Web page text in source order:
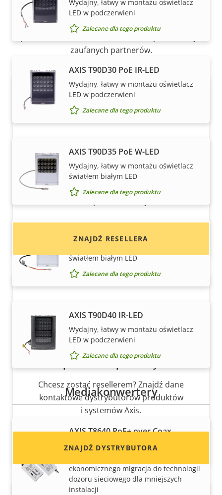
Wydajny, łatwy w montażu oświetlacz
LED w podczerwieni
Zalecane dla tego produktu
AXIS T90D30 PoE IR-LED
Wydajny, łatwy w montażu oświetlacz
LED w podczerwieni
Zalecane dla tego produktu
AXIS T90D35 PoE W-LED
Wydajny, łatwy w montażu oświetlacz
światłem białym LED
Zalecane dla tego produktu
AXIS T90D35 W-LED
światłem białym LED
Zalecane dla tego produktu
AXIS T90D40 IR-LED
Wydajny, łatwy w montażu oświetlacz
LED w podczerwieni
Zalecane dla tego produktu
Mediakonwertery
AXIS T8640 PoE+ over Coax
Adapter Kit
ekonomicznego migracja do technologii
dozoru sieciowego dla mniejszych
instalacji
Rozwiązania i indywidualne produkty Axis są
zaufanych partnerów.
Chcesz kupić produkty Axis?
Znajdź resellerów, integratorów systemów
ZNAJDŹ RESELLERA
Chcesz sprzedawać produkty Axis?
Chcesz zostać resellerem? Znajdź dane
kontaktowe dystrybutorów produktów
i systemów Axis.
ZNAJDŹ DYSTRYBUTORA